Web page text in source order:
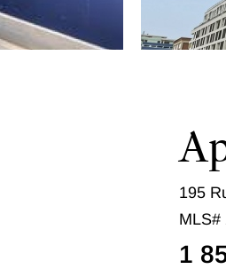
195
MLS#
1